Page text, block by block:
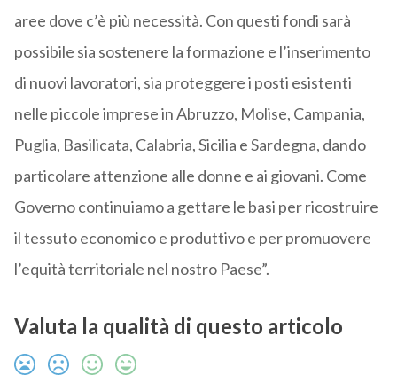
aree dove c’è più necessità. Con questi fondi sarà
possibile sia sostenere la formazione e l’inserimento
di nuovi lavoratori, sia proteggere i posti esistenti
nelle piccole imprese in Abruzzo, Molise, Campania,
Puglia, Basilicata, Calabria, Sicilia e Sardegna, dando
particolare attenzione alle donne e ai giovani. Come
Governo continuiamo a gettare le basi per ricostruire
il tessuto economico e produttivo e per promuovere
l’equità territoriale nel nostro Paese”.
Valuta la qualità di questo articolo